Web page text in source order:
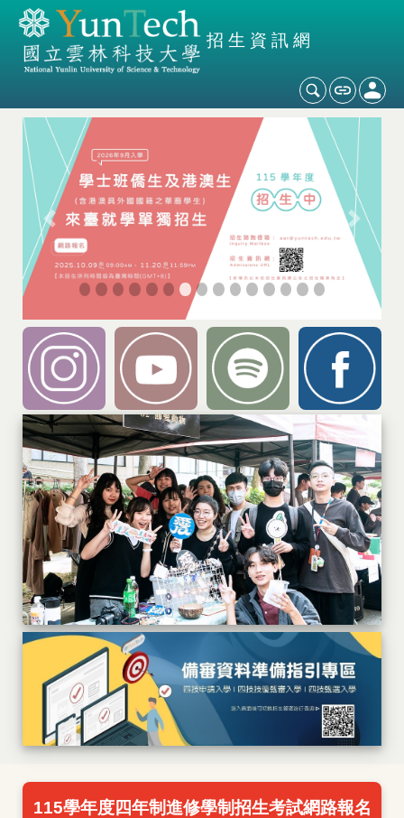
招生資訊網
Previous Next
115學年度四年制進修學制招生考試網路報名